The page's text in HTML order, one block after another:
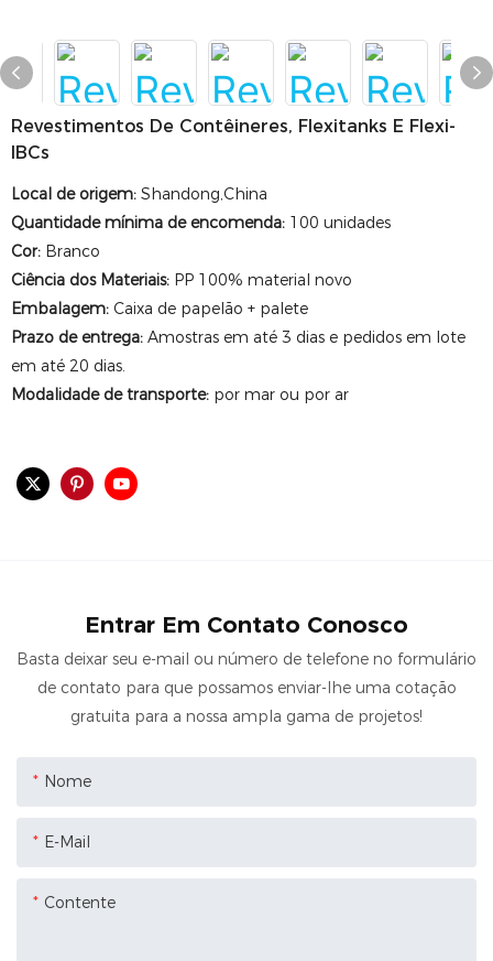
Revestimentos De Contêineres, Flexitanks E Flexi-
IBCs
Local de origem: Shandong,China
Quantidade mínima de encomenda: 100 unidades
Cor: Branco
Ciência dos Materiais: PP 100% material novo
Embalagem: Caixa de papelão + palete
Prazo de entrega: Amostras em até 3 dias e pedidos em lote
em até 20 dias.
Modalidade de transporte: por mar ou por ar
Entrar Em Contato Conosco
Basta deixar seu e-mail ou número de telefone no formulário
de contato para que possamos enviar-lhe uma cotação
gratuita para a nossa ampla gama de projetos!
Nome
E-Mail
Contente